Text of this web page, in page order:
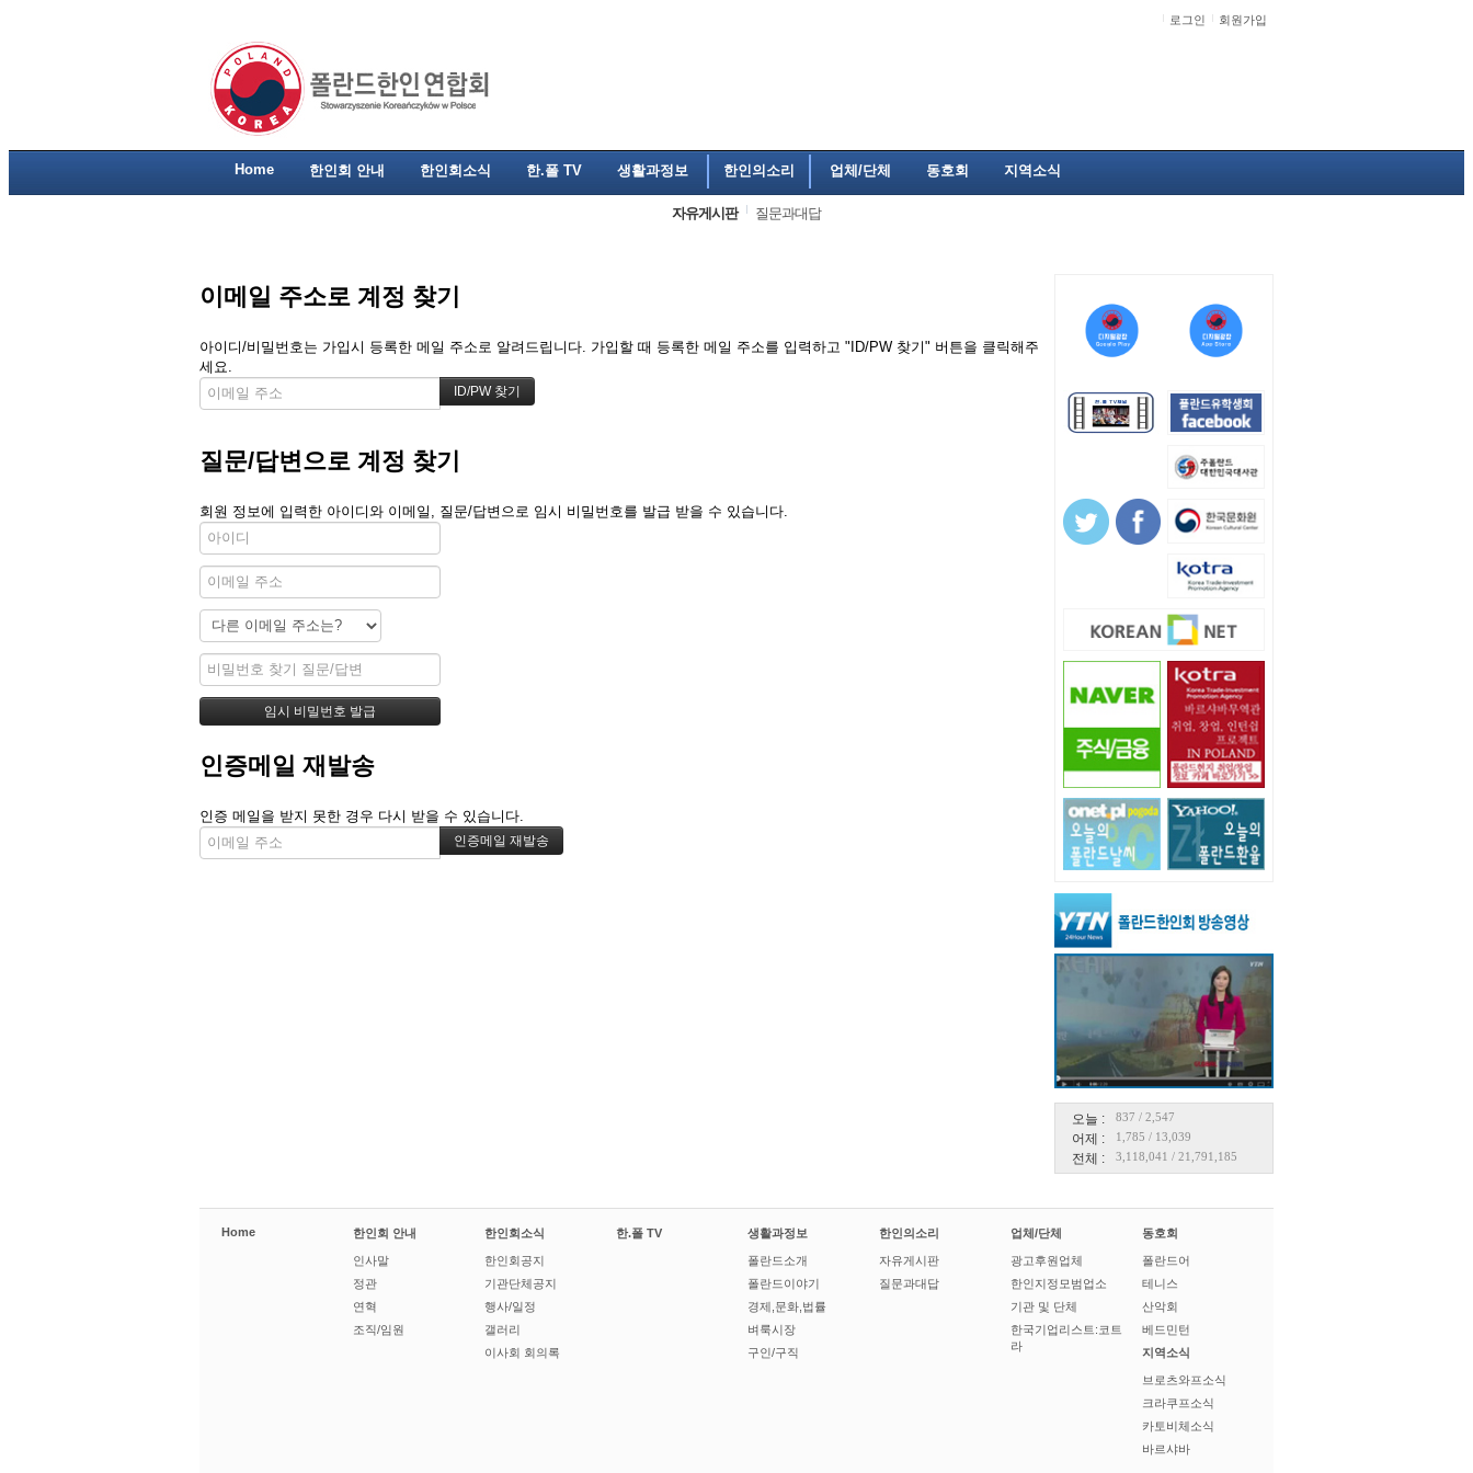
로그인 회원가입
Home 한인회 안내 한인회소식 한.폴 TV 생활과정보 한인의소리 업체/단체 동호회 지역소식
자유게시판 질문과대답
오늘 : 837 / 2,547
어제 : 1,785 / 13,039
전체 : 3,118,041 / 21,791,185
이메일 주소로 계정 찾기
아이디/비밀번호는 가입시 등록한 메일 주소로 알려드립니다. 가입할 때 등록한 메일 주소를 입력하고 "ID/PW 찾기" 버튼을 클릭해주
세요.
질문/답변으로 계정 찾기
회원 정보에 입력한 아이디와 이메일, 질문/답변으로 임시 비밀번호를 발급 받을 수 있습니다.
인증메일 재발송
인증 메일을 받지 못한 경우 다시 받을 수 있습니다.
Home 한인회 안내
인사말
정관
연혁
조직/임원
한인회소식
한인회공지
기관단체공지
행사/일정
갤러리
이사회 회의록
한.폴 TV 생활과정보
폴란드소개
폴란드이야기
경제,문화,법률
벼룩시장
구인/구직
한인의소리
자유게시판
질문과대답
업체/단체
광고후원업체
한인지정모범업소
기관 및 단체
한국기업리스트:코트
라
동호회
폴란드어
테니스
산악회
베드민턴
지역소식
브로츠와프소식
크라쿠프소식
카토비체소식
바르샤바